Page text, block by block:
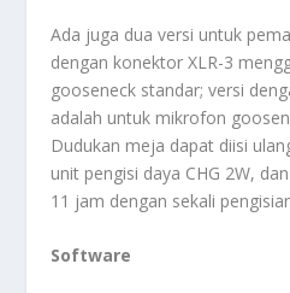
Ada juga dua versi untuk
dengan konektor XLR-3
gooseneck standar; versi
adalah untuk mikrofon
Dudukan meja dapat diisi
unit pengisi daya CHG 2W,
11 jam dengan sekali
Software